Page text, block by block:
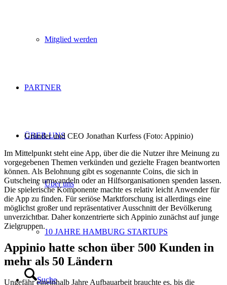
Mitglied werden
PARTNER
ÜBER UNS
Über uns
10 JAHRE HAMBURG STARTUPS
Suche
Gründer und CEO Jonathan Kurfess (Foto: Appinio)
Im Mittelpunkt steht eine App, über die die Nutzer ihre Meinung zu
vorgegebenen Themen verkünden und gezielte Fragen beantworten
können. Als Belohnung gibt es sogenannte Coins, die sich in
Gutscheine umwandeln oder an Hilfsorganisationen spenden lassen.
Die spielerische Komponente machte es relativ leicht Anwender für
die App zu finden. Für seriöse Marktforschung ist allerdings eine
möglichst großer und repräsentativer Ausschnitt der Bevölkerung
unverzichtbar. Daher konzentrierte sich Appinio zunächst auf junge
Zielgruppen.
Appinio hatte schon über 500 Kunden in
mehr als 50 Ländern
Ungefähr eineinhalb Jahre Aufbauarbeit brauchte es, bis die